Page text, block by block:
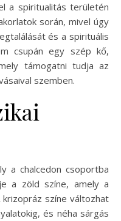
a spiritualitás területén
során, mivel úgy
és a spirituális
csupán egy szép kő,
támogatni tudja az
szemben.
a chalcedon csoportba
a zöld színe, amely a
színe változhat
és néha sárgás